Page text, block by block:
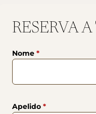
RESERVA
Nome *
Apelido *